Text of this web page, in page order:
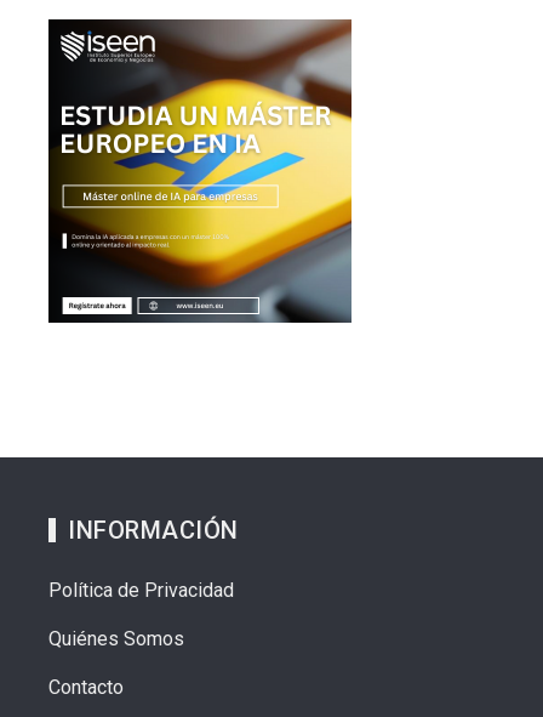
INFORMACIÓN
Política de Privacidad
Quiénes Somos
Contacto